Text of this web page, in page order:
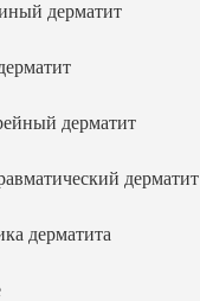
дерматит
дерматит
дерматит
дерматита